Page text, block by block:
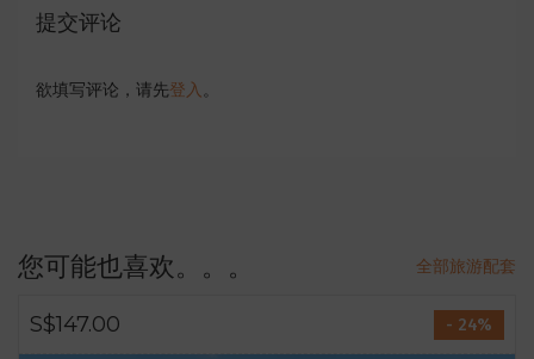
提交评论
欲填写评论，请先登入 。
您可能也喜欢。。。 全部旅游配套
S$147.00 - 24%